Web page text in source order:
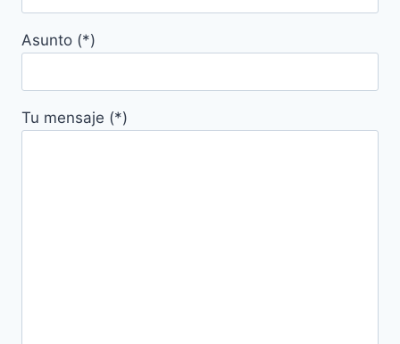
Asunto (*)
Tu mensaje (*)